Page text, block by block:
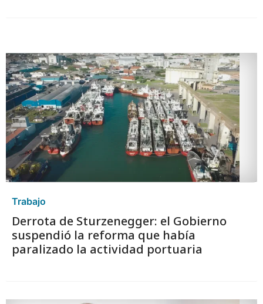
Trabajo
Derrota de Sturzenegger: el Gobierno
suspendió la reforma que había
paralizado la actividad portuaria